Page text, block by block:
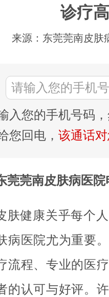
诊疗
来源：东莞莞南皮肤
入您的手机号码
您回电， 该通话
莞莞南皮肤病医
肤健康关乎每个
病医院尤为重要
流程、专业的医
的认可与好评。